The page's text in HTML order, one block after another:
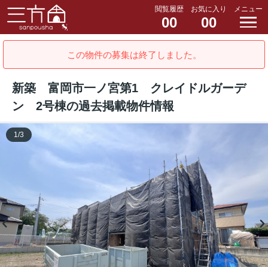
閲覧履歴
00
お気に入り
00
メニュー
この物件の募集は終了しました。
新築 富岡市一ノ宮第1 クレイドルガーデ
ン 2号棟の過去掲載物件情報
1/3